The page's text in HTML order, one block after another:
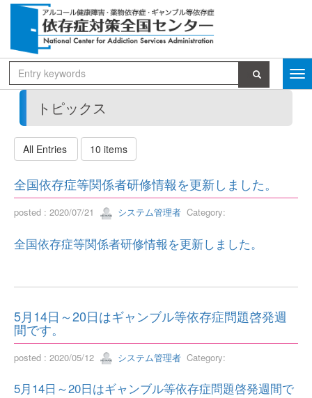
トピックス
All Entries 10 items
全国依存症等関係者研修情報を更新しました。
posted : 2020/07/21 システム管理者 Category:
全国依存症等関係者研修情報を更新しました。
5月14日～20日はギャンブル等依存症問題啓発週
間です。
posted : 2020/05/12 システム管理者 Category:
5月14日～20日はギャンブル等依存症問題啓発週間で